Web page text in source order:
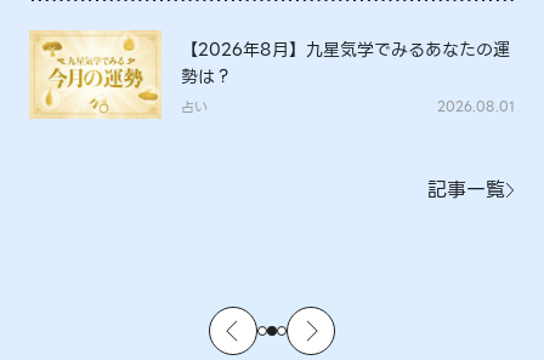
【2026年8月】九星気学でみるあなたの運
勢は？
占い 2026.08.01
記事一覧